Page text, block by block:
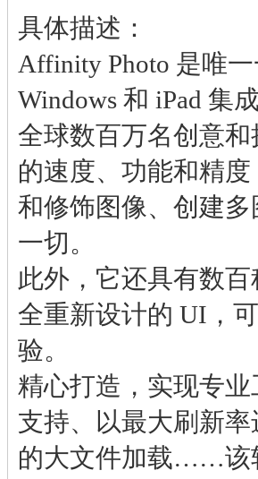
具体描述：
Affinity Photo 是唯
Windows 和 iPad 集
全球数百万名创意
的速度、功能和精
和修饰图像、创建
一切。
此外，它还具有数
全重新设计的 UI，
验。
精心打造，实现专
支持、以最大刷新
的大文件加载……该